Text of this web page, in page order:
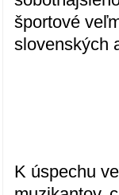
športové
slovenských
K úspechu